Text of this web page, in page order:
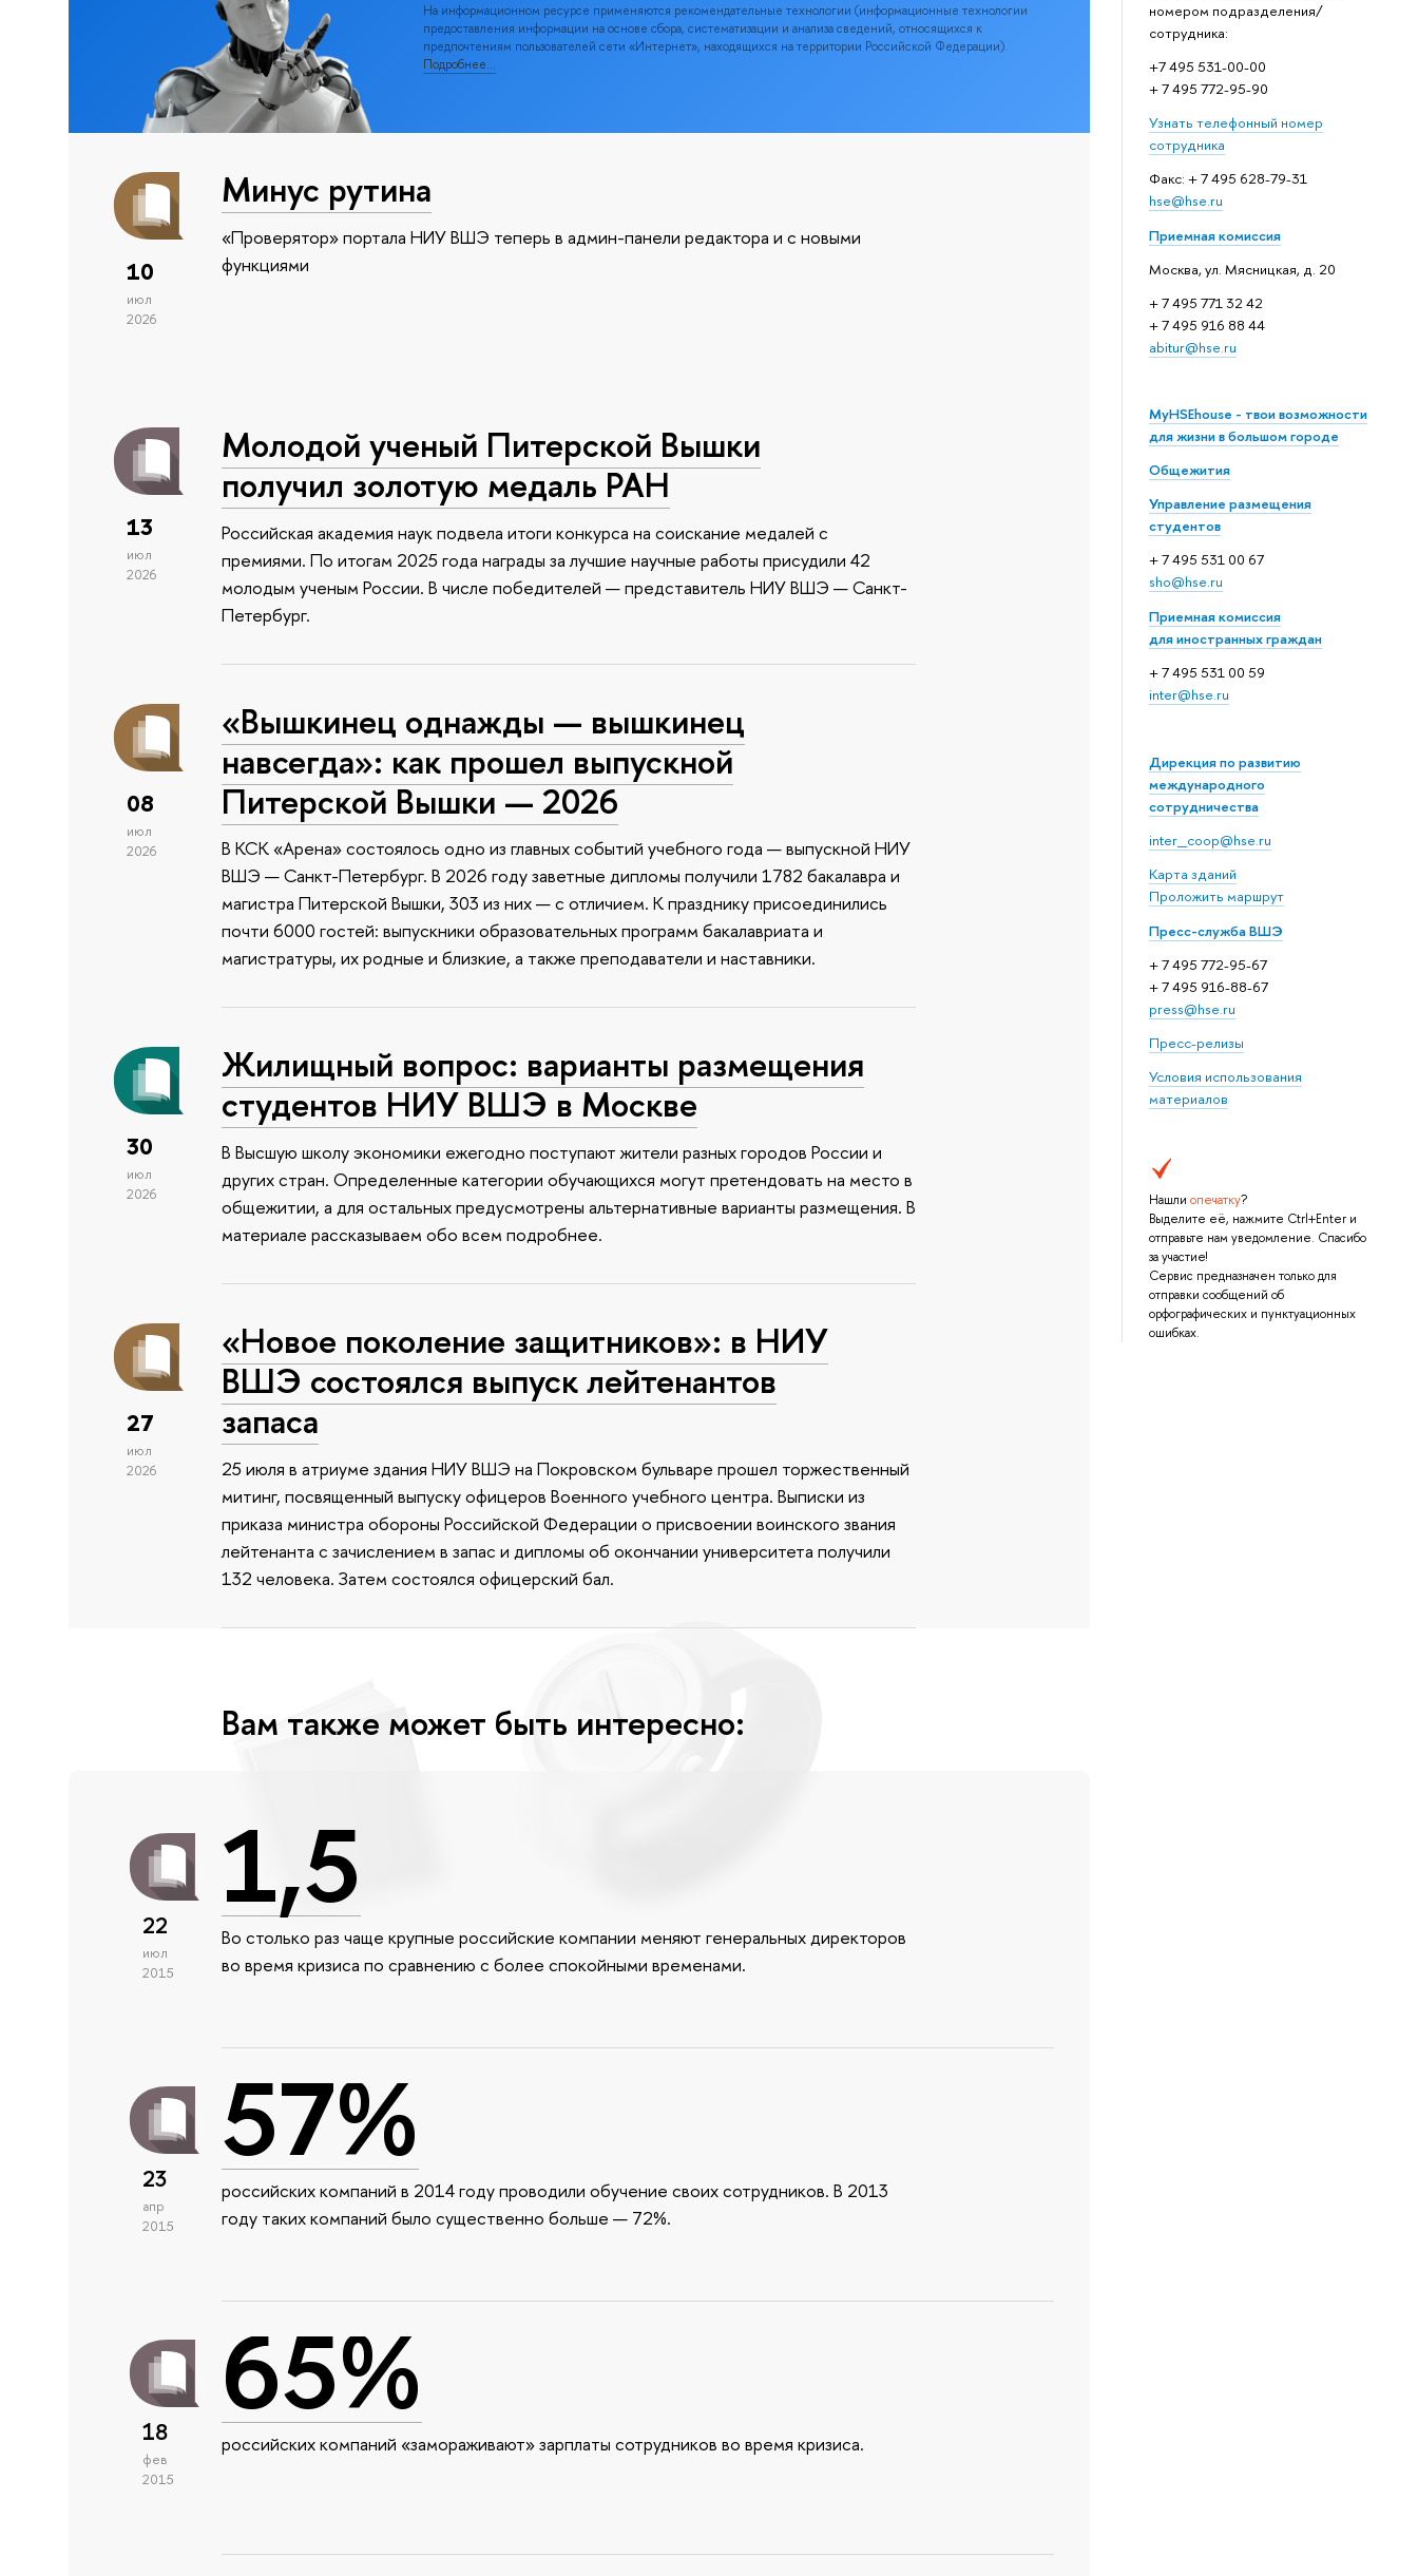
номером подразделения/
сотрудника:
+7 495 531-00-00
+ 7 495 772-95-90
Узнать телефонный номер
сотрудника
Факс: + 7 495 628-79-31
hse@hse.ru
Приемная комиссия
Москва, ул. Мясницкая, д. 20
+ 7 495 771 32 42
+ 7 495 916 88 44
abitur@hse.ru
MyHSEhouse - твои возможности
для жизни в большом городе
Общежития
Управление размещения
студентов
+ 7 495 531 00 67
sho@hse.ru
Приемная комиссия
для иностранных граждан
+ 7 495 531 00 59
inter@hse.ru
Дирекция по развитию
международного
сотрудничества
inter_coop@hse.ru
Карта зданий
Проложить маршрут
Пресс-служба ВШЭ
+ 7 495 772-95-67
+ 7 495 916-88-67
press@hse.ru
Пресс-релизы
Условия использования
материалов
Нашли опечатку?
Выделите её, нажмите Ctrl+Enter и
отправьте нам уведомление. Спасибо
за участие!
Сервис предназначен только для
отправки сообщений об
орфографических и пунктуационных
ошибках.
На информационном ресурсе применяются рекомендательные технологии (информационные технологии
предоставления информации на основе сбора, систематизации и анализа сведений, относящихся к
предпочтениям пользователей сети «Интернет», находящихся на территории Российской Федерации).
Подробнее…
10
июл
2026
Минус рутина
«Проверятор» портала НИУ ВШЭ теперь в админ-панели редактора и с новыми
функциями
13
июл
2026
Молодой ученый Питерской Вышки
получил золотую медаль РАН
Российская академия наук подвела итоги конкурса на соискание медалей с
премиями. По итогам 2025 года награды за лучшие научные работы присудили 42
молодым ученым России. В числе победителей — представитель НИУ ВШЭ — Санкт-
Петербург.
08
июл
2026
«Вышкинец однажды — вышкинец
навсегда»: как прошел выпускной
Питерской Вышки — 2026
В КСК «Арена» состоялось одно из главных событий учебного года — выпускной НИУ
ВШЭ — Санкт-Петербург. В 2026 году заветные дипломы получили 1782 бакалавра и
магистра Питерской Вышки, 303 из них — с отличием. К празднику присоединились
почти 6000 гостей: выпускники образовательных программ бакалавриата и
магистратуры, их родные и близкие, а также преподаватели и наставники.
30
июл
2026
Жилищный вопрос: варианты размещения
студентов НИУ ВШЭ в Москве
В Высшую школу экономики ежегодно поступают жители разных городов России и
других стран. Определенные категории обучающихся могут претендовать на место в
общежитии, а для остальных предусмотрены альтернативные варианты размещения. В
материале рассказываем обо всем подробнее.
27
июл
2026
«Новое поколение защитников»: в НИУ
ВШЭ состоялся выпуск лейтенантов
запаса
25 июля в атриуме здания НИУ ВШЭ на Покровском бульваре прошел торжественный
митинг, посвященный выпуску офицеров Военного учебного центра. Выписки из
приказа министра обороны Российской Федерации о присвоении воинского звания
лейтенанта с зачислением в запас и дипломы об окончании университета получили
132 человека. Затем состоялся офицерский бал.
Вам также может быть интересно:
22
июл
2015
1,5
Во столько раз чаще крупные российские компании меняют генеральных директоров
во время кризиса по сравнению с более спокойными временами.
23
апр
2015
57%
российских компаний в 2014 году проводили обучение своих сотрудников. В 2013
году таких компаний было существенно больше — 72%.
18
фев
2015
65%
российских компаний «замораживают» зарплаты сотрудников во время кризиса.